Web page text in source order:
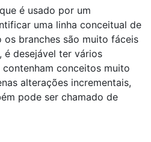
é usado por um
uma linha conceitual de
os branches são muito fáceis
é desejável ter vários
conceitos muito
alterações incrementais,
pode ser chamado de